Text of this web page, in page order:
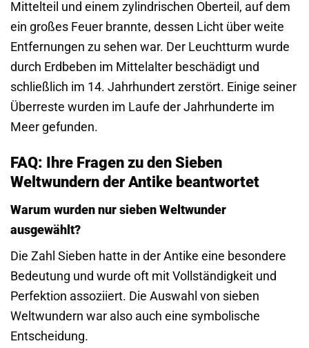
Mittelteil und einem zylindrischen Oberteil, auf dem
ein großes Feuer brannte, dessen Licht über weite
Entfernungen zu sehen war. Der Leuchtturm wurde
durch Erdbeben im Mittelalter beschädigt und
schließlich im 14. Jahrhundert zerstört. Einige seiner
Überreste wurden im Laufe der Jahrhunderte im
Meer gefunden.
FAQ: Ihre Fragen zu den Sieben
Weltwundern der Antike beantwortet
Warum wurden nur sieben Weltwunder
ausgewählt?
Die Zahl Sieben hatte in der Antike eine besondere
Bedeutung und wurde oft mit Vollständigkeit und
Perfektion assoziiert. Die Auswahl von sieben
Weltwundern war also auch eine symbolische
Entscheidung.